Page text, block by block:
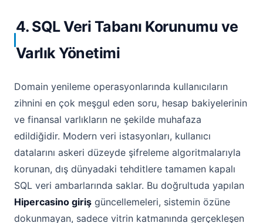
4. SQL Veri Tabanı Korunumu ve
Varlık Yönetimi
Domain yenileme operasyonlarında kullanıcıların
zihnini en çok meşgul eden soru, hesap bakiyelerinin
ve finansal varlıkların ne şekilde muhafaza
edildiğidir. Modern veri istasyonları, kullanıcı
datalarını askeri düzeyde şifreleme algoritmalarıyla
korunan, dış dünyadaki tehditlere tamamen kapalı
SQL veri ambarlarında saklar. Bu doğrultuda yapılan
Hipercasino giriş güncellemeleri, sistemin özüne
dokunmayan, sadece vitrin katmanında gerçekleşen